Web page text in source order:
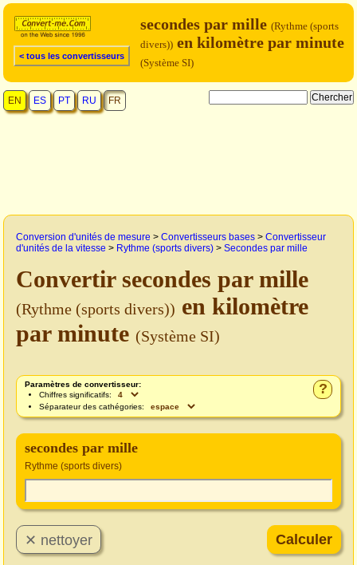
< tous les convertisseurs
secondes par mille (Rythme (sports
divers)) en kilomètre par minute
(Système SI)
EN ES PT RU FR
Conversion d'unités de mesure > Convertisseurs bases > Convertisseur
d'unités de la vitesse > Rythme (sports divers) > Secondes par mille
Convertir secondes par mille
(Rythme (sports divers)) en kilomètre
par minute (Système SI)
?
Paramètres de convertisseur:
Chiffres significatifs:
Séparateur des cathégories:
secondes par mille
Rythme (sports divers)